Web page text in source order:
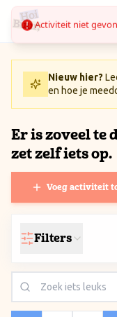
Ga naar inhoud / Skip
Nieuw hier?
en hoe je
Er is zoveel te
zet zelf iets op.
Voeg activiteit
Filters
Activiteit niet